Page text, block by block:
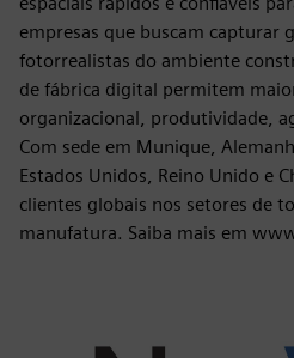
empresas que buscam capturar
fotorrealistas do ambiente
de fábrica digital permitem
organizacional, produtividade,
Com sede em Munique,
Estados Unidos, Reino Unido e
clientes globais nos setores de
manufatura. Saiba mais em